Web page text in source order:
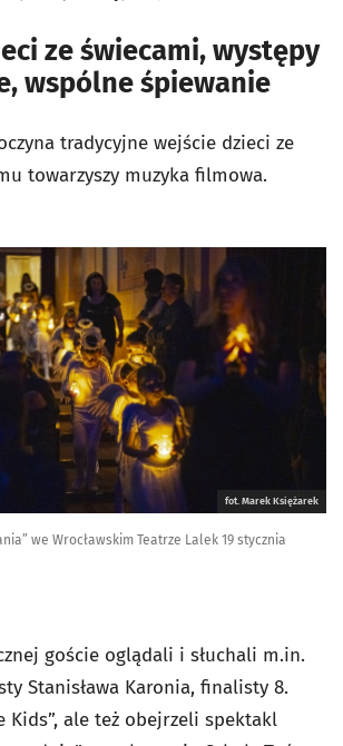
ze świecami, występy
wspólne śpiewanie
tradycyjne wejście dzieci ze
towarzyszy muzyka filmowa.
fot. Marek Księżarek
we Wrocławskim Teatrze Lalek 19 stycznia
goście oglądali i słuchali m.in.
Stanisława Karonia, finalisty 8.
Kids”, ale też obejrzeli spektakl